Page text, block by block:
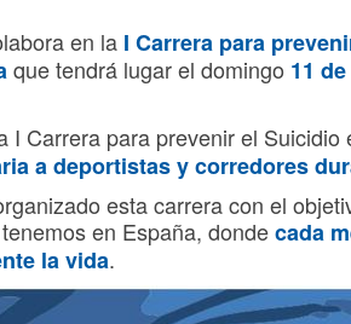
en la I Carrera para
que tendrá lugar el domingo 11
I Carrera para prevenir el Suicidio
a deportistas y corredores
esta carrera con el
en España, dondecada
la vida.